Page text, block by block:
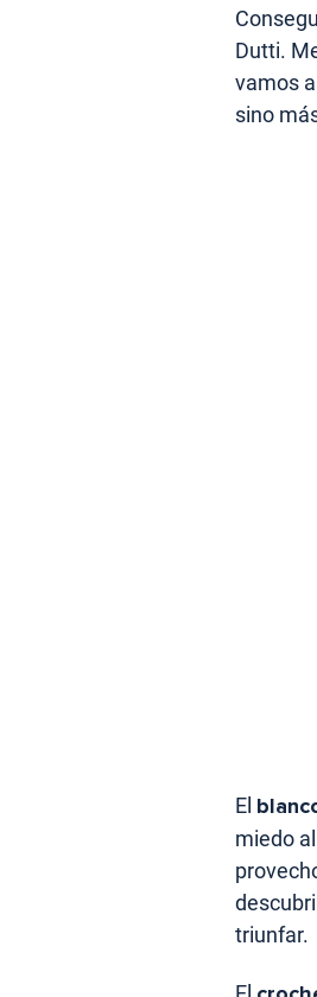
Dutti.
vamos
sino
El
miedo
triunfar.